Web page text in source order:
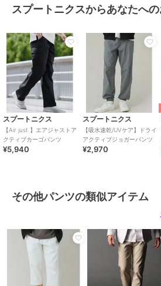
商品カテゴリ パンツ ／その他パン
パンツ ／その他パン
カラー
ブラック、ダークネイ
クカーキ
サイズ S,M,L,XL
素材
ポリエステル：100％
商品のお取り扱い方法
お手入れ 洗濯機洗い可
特徴
パンツ
レジャー/ ショート
その他パンツ
ポリエステル素材/
ミッドライズ
アウトドア
/ショート・
スプートニクスからあなたへ
スプートニクス
【Air just 】エアジャストア
クティブカーゴパンツ
¥5,940
スプートニクス
【吸水速乾/UVケア】ドライ
アクティブジョガーパンツ
¥2,970
その他パンツの類似アイテム